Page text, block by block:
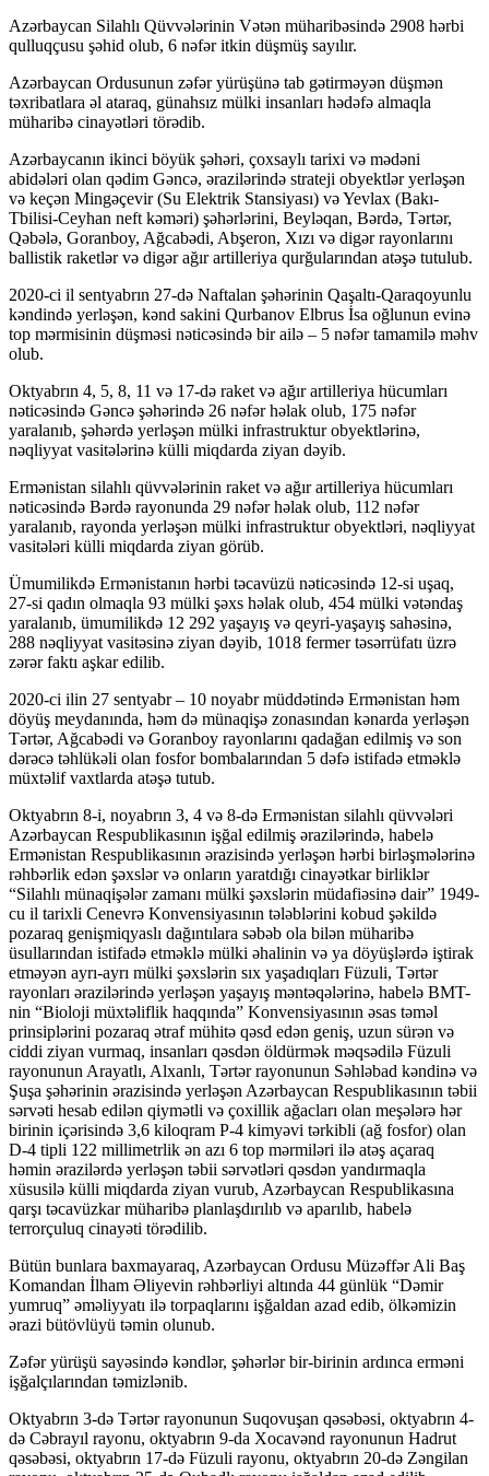
panel
panel
panel
Panel
panel
satın al
panel
panel
panel
panel
panel
panel
panel
panel
panel
panel
panel
panel
panel
panel
panel
panel
panel
panel
panel
panel
panel
Azərbaycan Silahlı Qüvvələrinin Vətən müharibəsində 2908 hərbi
qulluqçusu şəhid olub, 6 nəfər itkin düşmüş sayılır.
Azərbaycan Ordusunun zəfər yürüşünə tab gətirməyən düşmən
təxribatlara əl ataraq, günahsız mülki insanları hədəfə almaqla
müharibə cinayətləri törədib.
Azərbaycanın ikinci böyük şəhəri, çoxsaylı tarixi və mədəni
abidələri olan qədim Gəncə, ərazilərində strateji obyektlər yerləşən
və keçən Mingəçevir (Su Elektrik Stansiyası) və Yevlax (Bakı-
Tbilisi-Ceyhan neft kəməri) şəhərlərini, Beyləqan, Bərdə, Tərtər,
Qəbələ, Goranboy, Ağcabədi, Abşeron, Xızı və digər rayonlarını
ballistik raketlər və digər ağır artilleriya qurğularından atəşə tutulub.
2020-ci il sentyabrın 27-də Naftalan şəhərinin Qaşaltı-Qaraqoyunlu
kəndində yerləşən, kənd sakini Qurbanov Elbrus İsa oğlunun evinə
top mərmisinin düşməsi nəticəsində bir ailə – 5 nəfər tamamilə məhv
olub.
Oktyabrın 4, 5, 8, 11 və 17-də raket və ağır artilleriya hücumları
nəticəsində Gəncə şəhərində 26 nəfər həlak olub, 175 nəfər
yaralanıb, şəhərdə yerləşən mülki infrastruktur obyektlərinə,
nəqliyyat vasitələrinə külli miqdarda ziyan dəyib.
Ermənistan silahlı qüvvələrinin raket və ağır artilleriya hücumları
nəticəsində Bərdə rayonunda 29 nəfər həlak olub, 112 nəfər
yaralanıb, rayonda yerləşən mülki infrastruktur obyektləri, nəqliyyat
vasitələri külli miqdarda ziyan görüb.
Ümumilikdə Ermənistanın hərbi təcavüzü nəticəsində 12-si uşaq,
27-si qadın olmaqla 93 mülki şəxs həlak olub, 454 mülki vətəndaş
yaralanıb, ümumilikdə 12 292 yaşayış və qeyri-yaşayış sahəsinə,
288 nəqliyyat vasitəsinə ziyan dəyib, 1018 fermer təsərrüfatı üzrə
zərər faktı aşkar edilib.
2020-ci ilin 27 sentyabr – 10 noyabr müddətində Ermənistan həm
döyüş meydanında, həm də münaqişə zonasından kənarda yerləşən
Tərtər, Ağcabədi və Goranboy rayonlarını qadağan edilmiş və son
dərəcə təhlükəli olan fosfor bombalarından 5 dəfə istifadə etməklə
müxtəlif vaxtlarda atəşə tutub.
Oktyabrın 8-i, noyabrın 3, 4 və 8-də Ermənistan silahlı qüvvələri
Azərbaycan Respublikasının işğal edilmiş ərazilərində, habelə
Ermənistan Respublikasının ərazisində yerləşən hərbi birləşmələrinə
rəhbərlik edən şəxslər və onların yaratdığı cinayətkar birliklər
“Silahlı münaqişələr zamanı mülki şəxslərin müdafiəsinə dair” 1949-
cu il tarixli Cenevrə Konvensiyasının tələblərini kobud şəkildə
pozaraq genişmiqyaslı dağıntılara səbəb ola bilən müharibə
üsullarından istifadə etməklə mülki əhalinin və ya döyüşlərdə iştirak
etməyən ayrı-ayrı mülki şəxslərin sıx yaşadıqları Füzuli, Tərtər
rayonları ərazilərində yerləşən yaşayış məntəqələrinə, habelə BMT-
nin “Bioloji müxtəliflik haqqında” Konvensiyasının əsas təməl
prinsiplərini pozaraq ətraf mühitə qəsd edən geniş, uzun sürən və
ciddi ziyan vurmaq, insanları qəsdən öldürmək məqsədilə Füzuli
rayonunun Arayatlı, Alxanlı, Tərtər rayonunun Səhləbad kəndinə və
Şuşa şəhərinin ərazisində yerləşən Azərbaycan Respublikasının təbii
sərvəti hesab edilən qiymətli və çoxillik ağacları olan meşələrə hər
birinin içərisində 3,6 kiloqram P-4 kimyəvi tərkibli (ağ fosfor) olan
D-4 tipli 122 millimetrlik ən azı 6 top mərmiləri ilə atəş açaraq
həmin ərazilərdə yerləşən təbii sərvətləri qəsdən yandırmaqla
xüsusilə külli miqdarda ziyan vurub, Azərbaycan Respublikasına
qarşı təcavüzkar müharibə planlaşdırılıb və aparılıb, habelə
terrorçuluq cinayəti törədilib.
Bütün bunlara baxmayaraq, Azərbaycan Ordusu Müzəffər Ali Baş
Komandan İlham Əliyevin rəhbərliyi altında 44 günlük “Dəmir
yumruq” əməliyyatı ilə torpaqlarını işğaldan azad edib, ölkəmizin
ərazi bütövlüyü təmin olunub.
Zəfər yürüşü sayəsində kəndlər, şəhərlər bir-birinin ardınca erməni
işğalçılarından təmizlənib.
Oktyabrın 3-də Tərtər rayonunun Suqovuşan qəsəbəsi, oktyabrın 4-
də Cəbrayıl rayonu, oktyabrın 9-da Xocavənd rayonunun Hadrut
qəsəbəsi, oktyabrın 17-də Füzuli rayonu, oktyabrın 20-də Zəngilan